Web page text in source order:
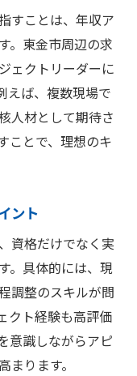
すことは、年収ア
。東金市周辺の求
ェクトリーダーに
えば、複数現場で
人材として期待さ
ことで、理想のキ
ント
資格だけでなく実
。具体的には、現
調整のスキルが問
クト経験も高評価
意識しながらアピ
ります。